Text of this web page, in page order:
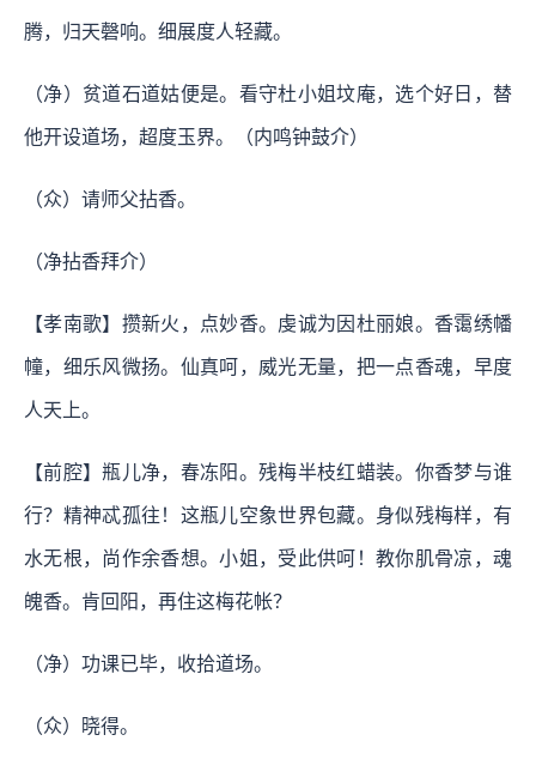
腾，归天磬响。细展度人轻藏。
（净）贫道石道姑便是。看守杜小姐坟庵，选个好日，替
他开设道场，超度玉界。（内鸣钟鼓介）
（众）请师父拈香。
（净拈香拜介）
【孝南歌】攒新火，点妙香。虔诚为因杜丽娘。香霭绣幡
幢，细乐风微扬。仙真呵，威光无量，把一点香魂，早度
人天上。
【前腔】瓶儿净，春冻阳。残梅半枝红蜡装。你香梦与谁
行？精神忒孤往！这瓶儿空象世界包藏。身似残梅样，有
水无根，尚作余香想。小姐，受此供呵！教你肌骨凉，魂
魄香。肯回阳，再住这梅花帐？
（净）功课已毕，收拾道场。
（众）晓得。